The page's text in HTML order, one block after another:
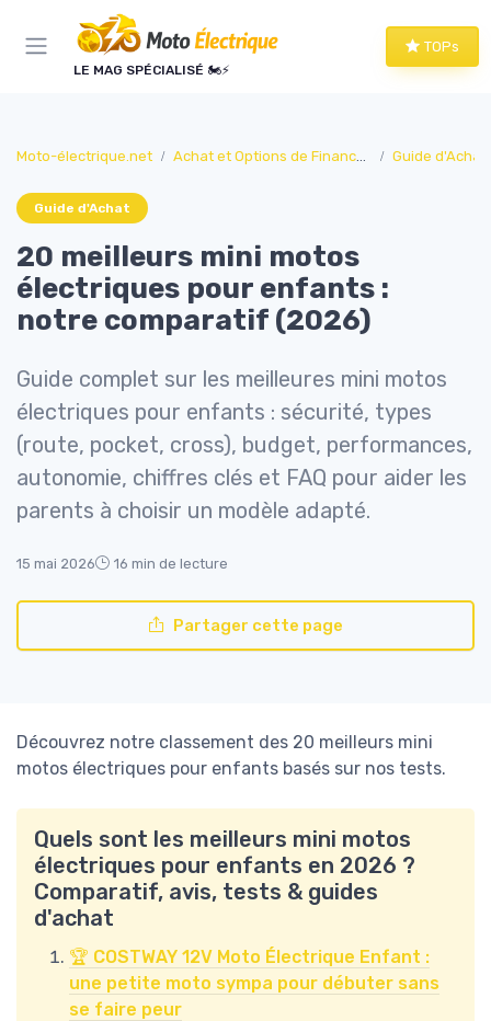
LE MAG SPÉCIALISÉ 🏍️⚡
TOPs
Moto-électrique.net Achat et Options de Financement Guide d'Achat
Guide d'Achat
20 meilleurs mini motos
électriques pour enfants :
notre comparatif (2026)
Guide complet sur les meilleures mini motos
électriques pour enfants : sécurité, types
(route, pocket, cross), budget, performances,
autonomie, chiffres clés et FAQ pour aider les
parents à choisir un modèle adapté.
15 mai 2026 16 min de lecture
Partager cette page
Découvrez notre classement des 20 meilleurs mini
motos électriques pour enfants basés sur nos tests.
Quels sont les meilleurs mini motos
électriques pour enfants en 2026 ?
Comparatif, avis, tests & guides
d'achat
🏆 COSTWAY 12V Moto Électrique Enfant :
une petite moto sympa pour débuter sans
se faire peur
Panneau de gestion des cookies